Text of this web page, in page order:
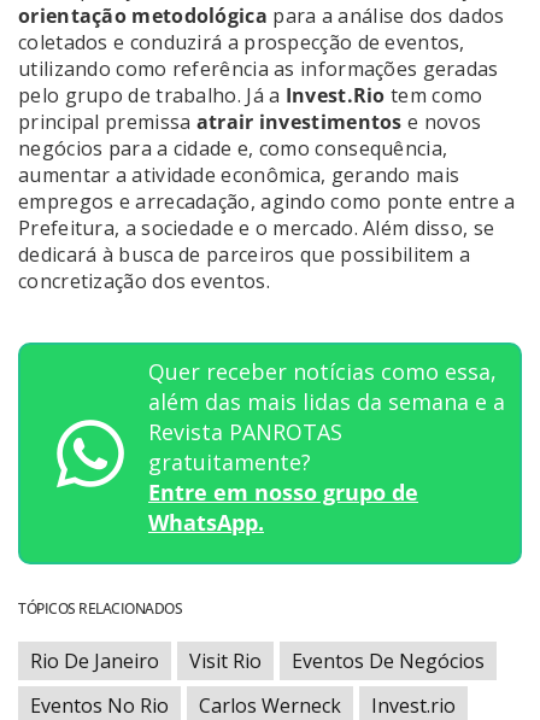
orientação metodológica para a análise dos dados
coletados e conduzirá a prospecção de eventos,
utilizando como referência as informações geradas
pelo grupo de trabalho. Já a Invest.Rio tem como
principal premissa atrair investimentos e novos
negócios para a cidade e, como consequência,
aumentar a atividade econômica, gerando mais
empregos e arrecadação, agindo como ponte entre a
Prefeitura, a sociedade e o mercado. Além disso, se
dedicará à busca de parceiros que possibilitem a
concretização dos eventos.
Quer receber notícias como essa,
além das mais lidas da semana e a
Revista PANROTAS
gratuitamente?
Entre em nosso grupo de
WhatsApp.
TÓPICOS RELACIONADOS
Rio De Janeiro Visit Rio
Eventos De Negócios
Eventos No Rio
Carlos Werneck
Invest.rio